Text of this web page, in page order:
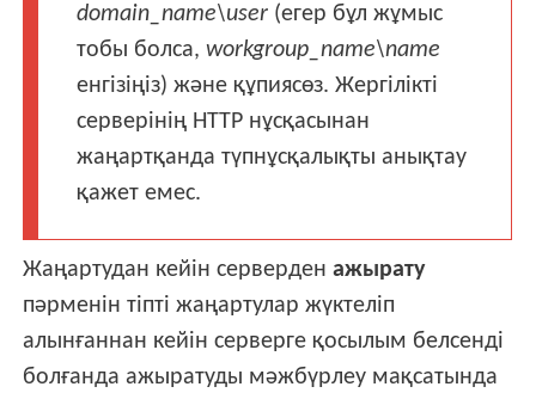
domain_name\user (егер бұл жұмыс
тобы болса,workgroup_name\name
енгізіңіз) және құпиясөз. Жергілікті
серверінің HTTP нұсқасынан
жаңартқанда түпнұсқалықты анықтау
қажет емес.
Жаңартудан кейін серверденажырату
пәрменін тіпті жаңартулар жүктеліп
алынғаннан кейін серверге қосылым белсенді
болғанда ажыратуды мәжбүрлеу мақсатында